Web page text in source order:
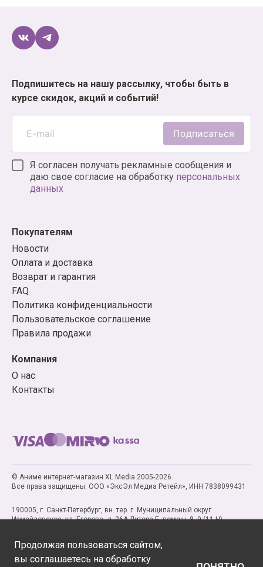
Подпишитесь на нашу рассылку, чтобы быть в
курсе скидок, акций и событий!
Подписаться
Я согласен получать рекламные сообщения и
даю свое согласие на обработку персональных
данных
Покупателям
Новости
Оплата и доставка
Возврат и гарантия
FAQ
Политика конфиденциальности
Пользовательское соглашение
Правила продажи
Компания
О нас
Контакты
© Аниме интернет-магазин XL Media 2005-2026.
Все права защищены. ООО «ЭксЭл Медиа Ретейл», ИНН 7838099431
190005, г. Санкт-Петербург, вн. тер. г. Муниципальный округ
Измайловское, ул. Егорова, д. 26А Литера Б, помещ. 8, 9 (11-Н)
Продолжая пользоваться сайтом,
вы соглашаетесь на обработку